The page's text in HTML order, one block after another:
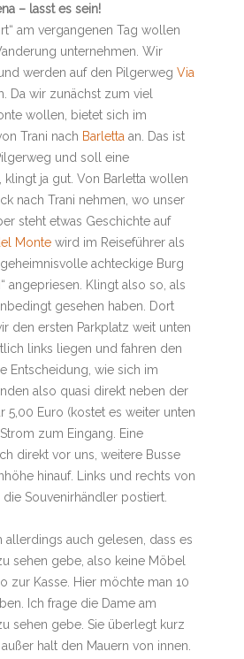
– lasst es sein!
am vergangenen Tag wollen
unternehmen. Wir
werden auf den Pilgerweg Via
Da wir zunächst zum viel
wollen, bietet sich im
Trani nach Barletta an. Das ist
und soll eine
klingt ja gut. Von Barletta wollen
nach Trani nehmen, wo unser
steht etwas Geschichte auf
Monte wird im Reiseführer als
achteckige Burg
angepriesen. Klingt also so, als
gesehen haben. Dort
den ersten Parkplatz weit unten
links liegen und fahren den
Entscheidung, wie sich im
also quasi direkt neben der
5,00 Euro (kostet es weiter unten
zum Eingang. Eine
direkt vor uns, weitere Busse
hinauf. Links und rechts von
die Souvenirhändler postiert.
allerdings auch gelesen, dass es
sehen gebe, also keine Möbel
zur Kasse. Hier möchte man 10
Ich frage die Dame am
sehen gebe. Sie überlegt kurz
halt den Mauern von innen.